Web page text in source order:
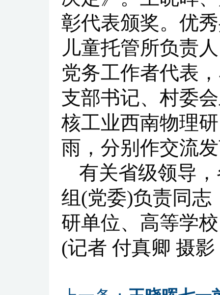
彰代表颁奖。优
儿童托管所负责
党务工作者代表
支部书记、村委
核工业西南物理
雨，分别作交流
有关省级领导
组(党委)负责同志
研单位、高等学
(记者 付真卿 摄